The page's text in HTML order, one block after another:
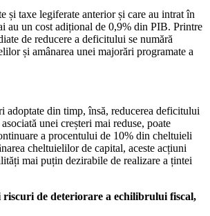
și taxe legiferate anterior și care au intrat în
au un cost adițional de 0,9% din PIB. Printre
de reducere a deficitului se numără
și amânarea unei majorări programate a
adoptate din timp, însă, reducerea deficitului
unei creșteri mai reduse, poate
a procentului de 10% din cheltuieli
cheltuielilor de capital, aceste acțiuni
mai puțin dezirabile de realizare a țintei
riscuri de deteriorare a echilibrului fiscal,